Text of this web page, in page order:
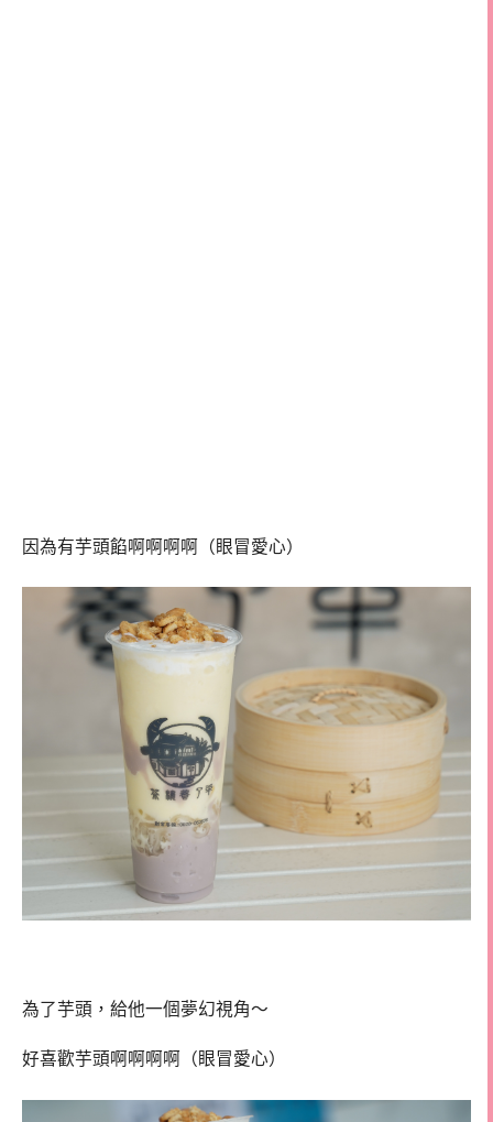
因為有芋頭餡啊啊啊啊（眼冒愛心）
為了芋頭，給他一個夢幻視角～
好喜歡芋頭啊啊啊啊（眼冒愛心）